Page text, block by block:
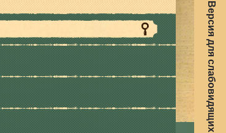
Версия для слабовидящих